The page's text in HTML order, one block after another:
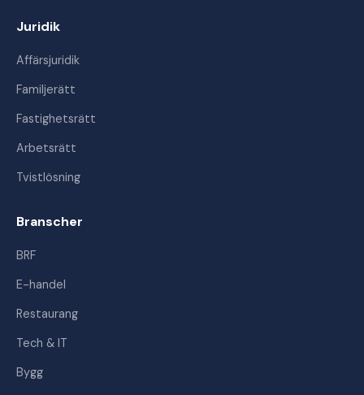
Juridik
Affärsjuridik
Familjerätt
Fastighetsrätt
Arbetsrätt
Tvistlösning
Branscher
BRF
E-handel
Restaurang
Tech & IT
Bygg